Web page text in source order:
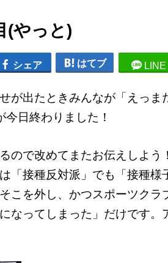
(やっと)
シェア はてブ LINE
が出たときみんなが「えっ
今日終わりました！
ので改めてまたお伝えしよう！
「接種反対派」でも「接種
こを外し、かつスポーツク
なってしまった」だけです